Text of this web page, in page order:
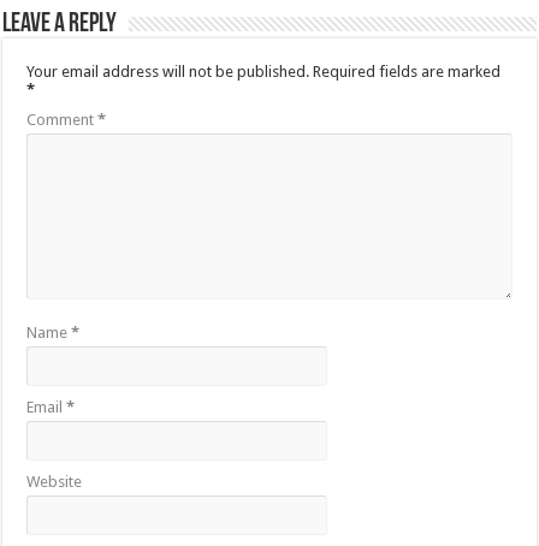
Leave a Reply
Your email address will not be published. Required fields are marked
*
Comment*
Name*
Email*
Website